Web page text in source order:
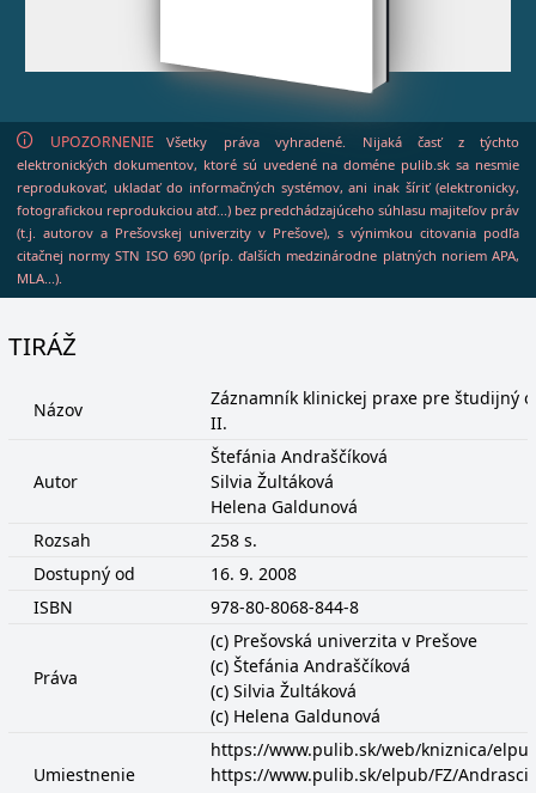
UPOZORNENIE
Všetky práva vyhradené. Nijaká časť z týchto
elektronických dokumentov, ktoré sú uvedené na doméne pulib.sk sa nesmie
reprodukovať, ukladať do informačných systémov, ani inak šíriť (elektronicky,
fotografickou reprodukciou atď...) bez predchádzajúceho súhlasu majiteľov práv
(t.j. autorov a Prešovskej univerzity v Prešove), s výnimkou citovania podľa
citačnej normy STN ISO 690 (príp. ďalších medzinárodne platných noriem APA,
MLA...).
TIRÁŽ
Názov
Záznamník klinickej praxe pre študijný
II.
Autor
Štefánia Andraščíková
Silvia Žultáková
Helena Galdunová
Rozsah
258 s.
Dostupný od
16. 9. 2008
ISBN
978-80-8068-844-8
Práva
(c) Prešovská univerzita v Prešove
(c) Štefánia Andraščíková
(c) Silvia Žultáková
(c) Helena Galdunová
Umiestnenie
https://www.pulib.sk/web/kniznica/
https://www.pulib.sk/elpub/FZ/